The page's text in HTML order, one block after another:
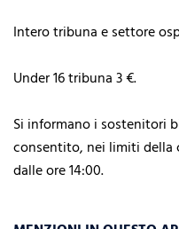
Intero tribuna e settore
Under 16 tribuna 3 €.
Si informano i sostenitori
consentito, nei limiti della
dalle ore 14:00.